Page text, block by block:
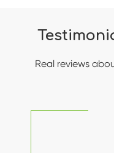
Real reviews